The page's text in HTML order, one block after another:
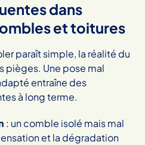
dans
et toitures
paraît simple, la réalité du
pièges. Une pose mal
entraîne des
à long terme.
: un comble isolé mais mal
et la dégradation